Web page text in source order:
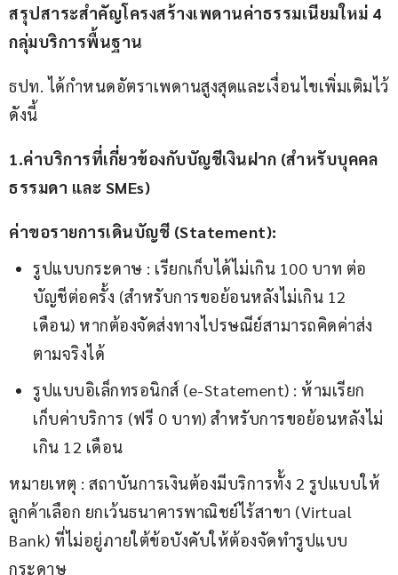
สรุปสาระสำคัญโครงสร้างเพดานค่าธรรมเนียมใหม่ 4
กลุ่มบริการพื้นฐาน
ธปท. ได้กำหนดอัตราเพดานสูงสุดและเงื่อนไขเพิ่มเติมไว้
ดังนี้
1.ค่าบริการที่เกี่ยวข้องกับบัญชีเงินฝาก (สำหรับบุคคล
ธรรมดา และ SMEs)
ค่าขอรายการเดินบัญชี (Statement):
รูปแบบกระดาษ : เรียกเก็บได้ไม่เกิน 100 บาท ต่อ
บัญชีต่อครั้ง (สำหรับการขอย้อนหลังไม่เกิน 12
เดือน) หากต้องจัดส่งทางไปรษณีย์สามารถคิดค่าส่ง
ตามจริงได้
รูปแบบอิเล็กทรอนิกส์ (e-Statement) : ห้ามเรียก
เก็บค่าบริการ (ฟรี 0 บาท) สำหรับการขอย้อนหลังไม่
เกิน 12 เดือน
หมายเหตุ : สถาบันการเงินต้องมีบริการทั้ง 2 รูปแบบให้
ลูกค้าเลือก ยกเว้นธนาคารพาณิชย์ไร้สาขา (Virtual
Bank) ที่ไม่อยู่ภายใต้ข้อบังคับให้ต้องจัดทำรูปแบบ
กระดาษ